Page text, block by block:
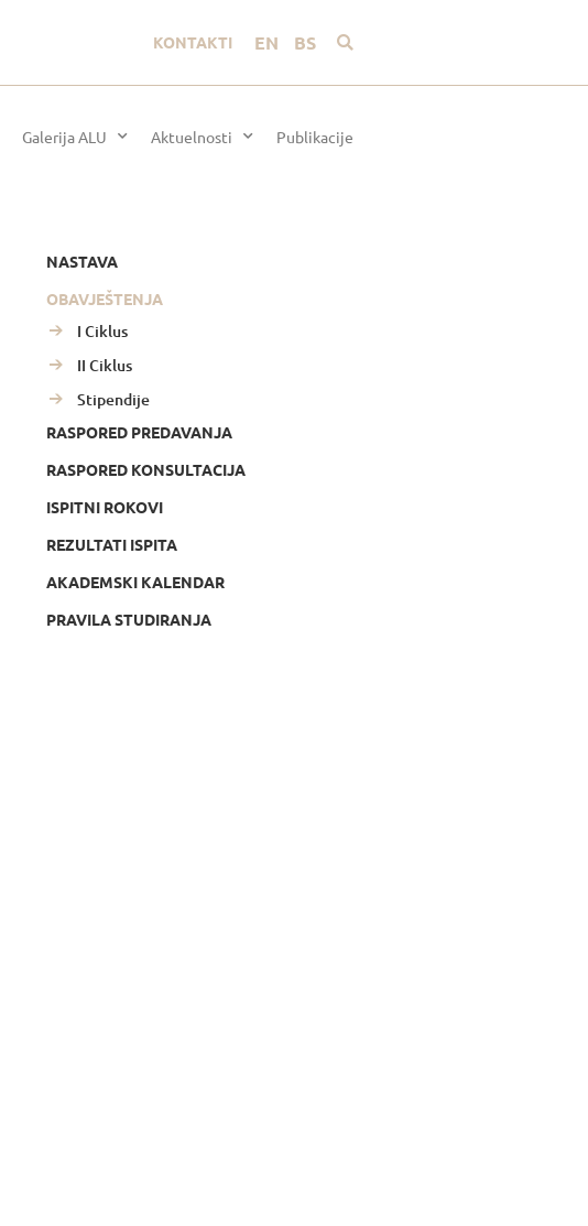
KONTAKTI EN BS
Galerija ALU Aktuelnosti Publikacije
NASTAVA
OBAVJEŠTENJA
I Ciklus
II Ciklus
Stipendije
RASPORED PREDAVANJA
RASPORED KONSULTACIJA
ISPITNI ROKOVI
REZULTATI ISPITA
AKADEMSKI KALENDAR
PRAVILA STUDIRANJA